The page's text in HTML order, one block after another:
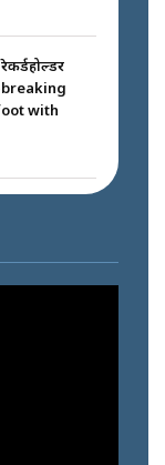
with
||